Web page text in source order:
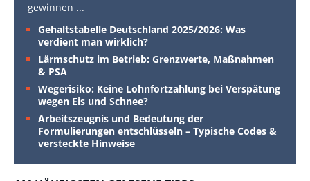
gewinnen ...
Gehaltstabelle Deutschland 2025/2026: Was
verdient man wirklich?
Lärmschutz im Betrieb: Grenzwerte, Maßnahmen
& PSA
Wegerisiko: Keine Lohnfortzahlung bei Verspätung
wegen Eis und Schnee?
Arbeitszeugnis und Bedeutung der
Formulierungen entschlüsseln – Typische Codes &
versteckte Hinweise